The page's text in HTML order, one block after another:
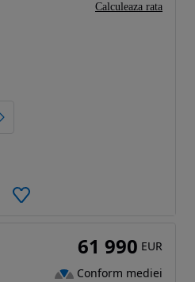
Calculeaza rata
61 990 EUR
Conform mediei